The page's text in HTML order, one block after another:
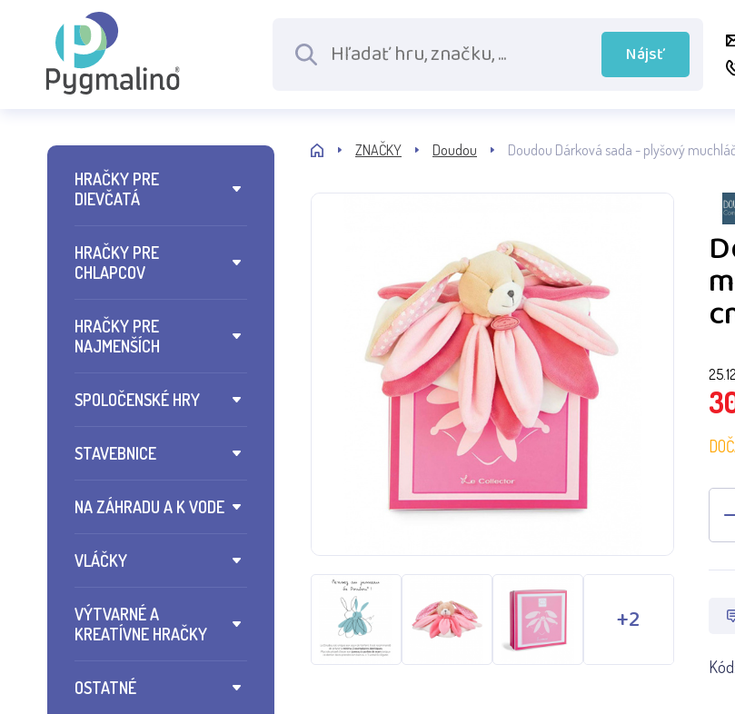
Nájsť
HRAČKY PRE
DIEVČATÁ
HRAČKY PRE
CHLAPCOV
HRAČKY PRE
NAJMENŠÍCH
SPOLOČENSKÉ HRY
STAVEBNICE
NA ZÁHRADU A K VODE
VLÁČKY
VÝTVARNÉ A
KREATÍVNE HRAČKY
OSTATNÉ
ZNAČKY Doudou Doudou Dárková sada - plyšový
Kód: